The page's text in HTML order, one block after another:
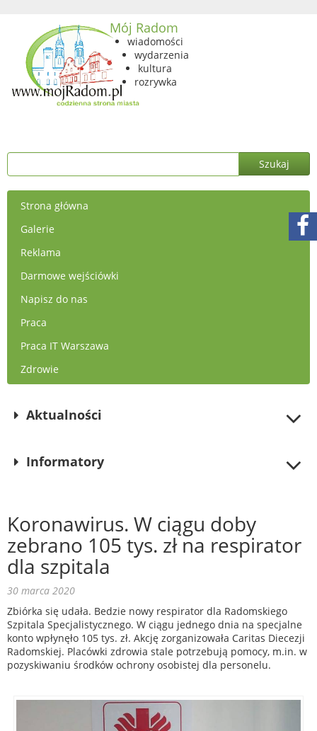
Mój Radom
wiadomości
wydarzenia
kultura
rozrywka
Strona główna
Galerie
Reklama
Darmowe wejściówki
Napisz do nas
Praca
Praca IT Warszawa
Zdrowie
Aktualności
Informatory
Koronawirus. W ciągu doby
zebrano 105 tys. zł na respirator
dla szpitala
30 marca 2020
Zbiórka się udała. Bedzie nowy respirator dla Radomskiego
Szpitala Specjalistycznego. W ciągu jednego dnia na specjalne
konto wpłynęło 105 tys. zł. Akcję zorganizowała Caritas Diecezji
Radomskiej. Placówki zdrowia stale potrzebują pomocy, m.in. w
pozyskiwaniu środków ochrony osobistej dla personelu.